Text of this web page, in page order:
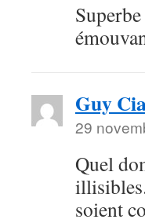
Guy
29
Quel
soient